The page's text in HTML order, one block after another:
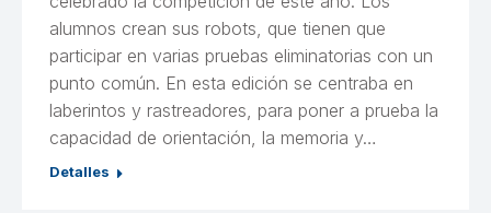
alumnos crean sus robots, que tienen que
participar en varias pruebas eliminatorias con un
punto común. En esta edición se centraba en
laberintos y rastreadores, para poner a prueba la
capacidad de orientación, la memoria y…
Detalles